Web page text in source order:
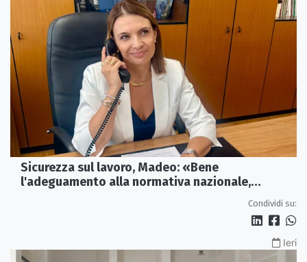
Sicurezza sul lavoro, Madeo: «Bene
l'adeguamento alla normativa nazionale,
Condividi su:
Ieri